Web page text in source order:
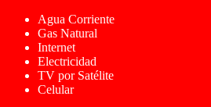
Agua Corriente
Gas Natural
Internet
Electricidad
TV por Satélite
Celular